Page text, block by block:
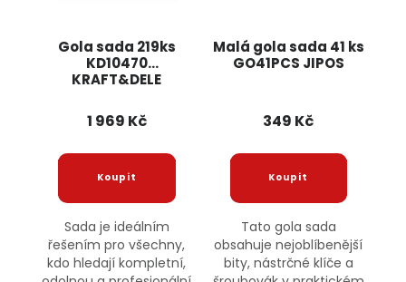
Gola sada 219ks
KD10470
KRAFT&DELE
1 969 Kč
Sada je ideálním
řešením pro všechny,
kdo hledají kompletní,
Malá gola sada 41 ks
GO41PCS JIPOS
349 Kč
Tato gola sada
obsahuje nejoblíbenější
bity, nástrčné klíče a